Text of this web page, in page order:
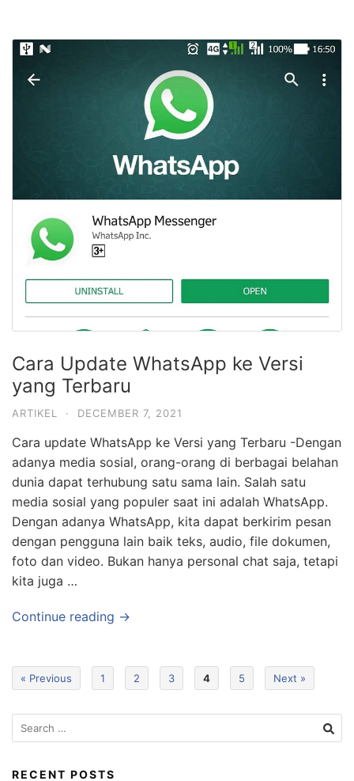
Cara Update WhatsApp ke Versi
yang Terbaru
ARTIKEL · DECEMBER 7, 2021
Cara update WhatsApp ke Versi yang Terbaru -Dengan
adanya media sosial, orang-orang di berbagai belahan
dunia dapat terhubung satu sama lain. Salah satu
media sosial yang populer saat ini adalah WhatsApp.
Dengan adanya WhatsApp, kita dapat berkirim pesan
dengan pengguna lain baik teks, audio, file dokumen,
foto dan video. Bukan hanya personal chat saja, tetapi
kita juga …
Continue reading →
« Previous 1 2 3 4 5 Next »
RECENT POSTS